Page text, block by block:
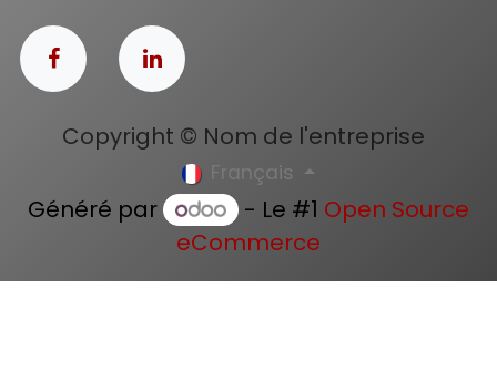
Copyright © Nom de l'entreprise
Français
Généré par - Le #1 Open Source
eCommerce